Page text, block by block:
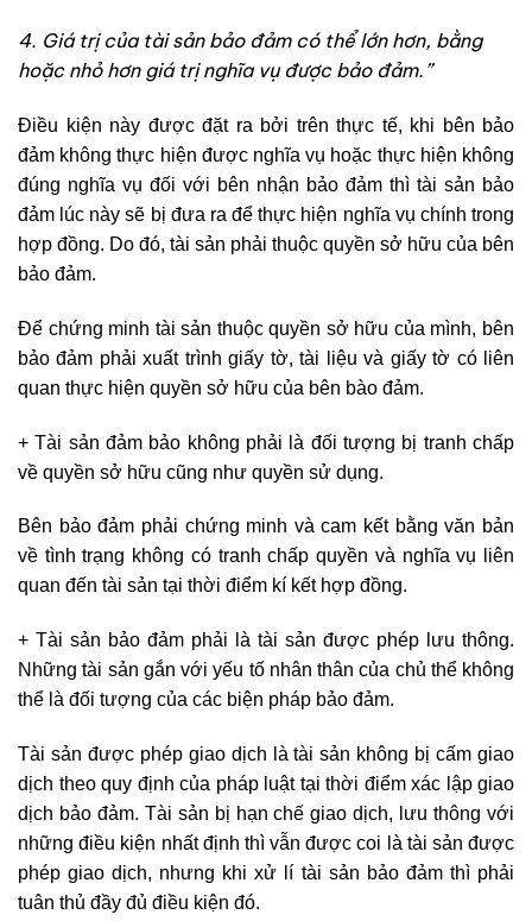
4. Giá trị của tài sản bảo đảm có thể lớn hơn, bằng
hoặc nhỏ hơn giá trị nghĩa vụ được bảo đảm.”
Điều kiện này được đặt ra bởi trên thực tế, khi bên bảo
đảm không thực hiện được nghĩa vụ hoặc thực hiện không
đúng nghĩa vụ đối với bên nhận bảo đảm thì tài sản bảo
đảm lúc này sẽ bị đưa ra để thực hiện nghĩa vụ chính trong
hợp đồng. Do đó, tài sản phải thuộc quyền sở hữu của bên
bảo đảm.
Để chứng minh tài sản thuộc quyền sở hữu của mình, bên
bảo đảm phải xuất trình giấy tờ, tài liệu và giấy tờ có liên
quan thực hiện quyền sở hữu của bên bào đảm.
+ Tài sản đảm bảo không phải là đối tượng bị tranh chấp
về quyền sở hữu cũng như quyền sử dụng.
Bên bảo đảm phải chứng minh và cam kết bằng văn bản
về tình trạng không có tranh chấp quyền và nghĩa vụ liên
quan đến tài sản tại thời điểm kí kết hợp đồng.
+ Tài sản bảo đảm phải là tài sản được phép lưu thông.
Những tài sản gắn với yếu tố nhân thân của chủ thể không
thể là đối tượng của các biện pháp bảo đảm.
Tài sản được phép giao dịch là tài sản không bị cấm giao
dịch theo quy định của pháp luật tại thời điểm xác lập giao
dịch bảo đảm. Tài sản bị hạn chế giao dịch, lưu thông với
những điều kiện nhất định thì vẫn được coi là tài sản được
phép giao dịch, nhưng khi xử lí tài sản bảo đảm thì phải
tuân thủ đầy đủ điều kiện đó.